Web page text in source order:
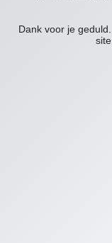
Dank voor je